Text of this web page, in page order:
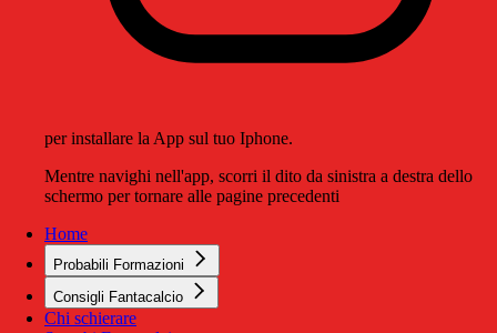
per installare la App sul tuo Iphone.
Mentre navighi nell'app, scorri il dito da sinistra a destra dello
schermo per tornare alle pagine precedenti
Home
Probabili Formazioni
Consigli Fantacalcio
Chi schierare